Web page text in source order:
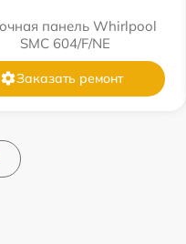
панель Whirlpool
SMC 604/F/NE
Заказать ремонт